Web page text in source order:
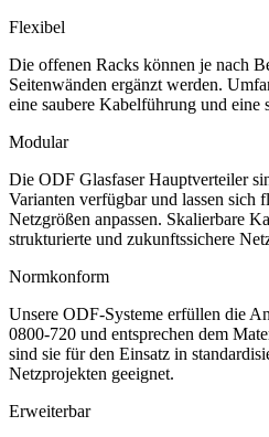
Flexibel
Die offenen Racks können je nach
Seitenwänden ergänzt werden.
eine saubere Kabelführung und eine
Modular
Die ODF Glasfaser Hauptverteiler
Varianten verfügbar und lassen sich
Netzgrößen anpassen. Skalierbare
strukturierte und zukunftssichere
Normkonform
Unsere ODF-Systeme erfüllen die
0800-720 und entsprechen dem
sind sie für den Einsatz in
Netzprojekten geeignet.
Erweiterbar